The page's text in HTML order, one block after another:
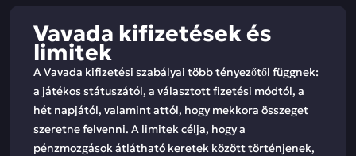
Vavada kifizetések és
limitek
A Vavada kifizetési szabályai több tényezőtől függnek:
a játékos státuszától, a választott fizetési módtól, a
hét napjától, valamint attól, hogy mekkora összeget
szeretne felvenni. A limitek célja, hogy a
pénzmozgások átlátható keretek között történjenek,